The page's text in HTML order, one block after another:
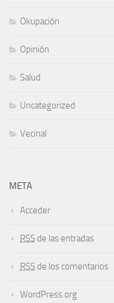
Okupación
Opinión
Salud
Uncategorized
Vecinal
META
Acceder
RSS de las entradas
RSS de los comentarios
WordPress.org